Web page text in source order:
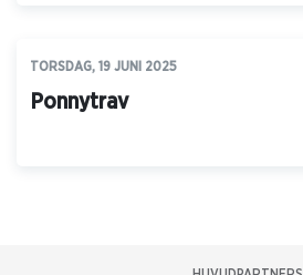
TORSDAG, 19 JUNI 2025
Ponnytrav